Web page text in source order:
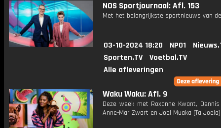
NOS Sportjournaal: Afl. 153
Met het belangrijkste sportnieuws van
03-10-2024 18:20 NPO1
Sporten.TV
Voetbal.TV
Alle afleveringen
Waku Waku: Afl. 9
Deze week met Roxanne Kwant, Dennis
Anne-Mar Zwart en Joel Muaka (Ta